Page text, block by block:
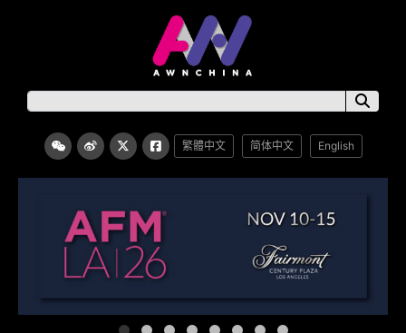
繁體中文 简体中文 English